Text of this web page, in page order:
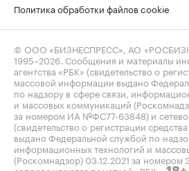
Политика обработки файлов cookie
© ООО «БИЗНЕСПРЕСС», АО
1995–2026 . Сообщения и материалы
агентства «РБК» (свидетельство о
массовой информации выдано
по надзору в сфере связи,
и массовых коммуникаций
за номером ИА №ФС77-63848) и
(свидетельство о регистрации
выдано Федеральной службой по
информационных технологий и
(Роскомнадзор) 03.12.2021 за